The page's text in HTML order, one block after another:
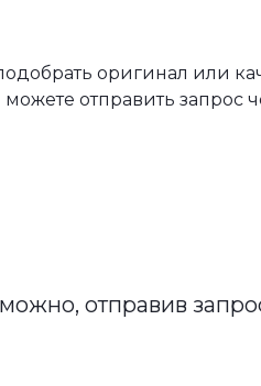
оригинал или
отправить запрос
отправив